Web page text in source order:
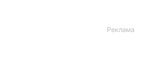
Реклама